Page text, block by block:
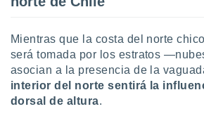
Mientras que la costa del norte
será tomada por los estratos
asocian a la presencia de la
interior del norte sentirá la
dorsal de altura.